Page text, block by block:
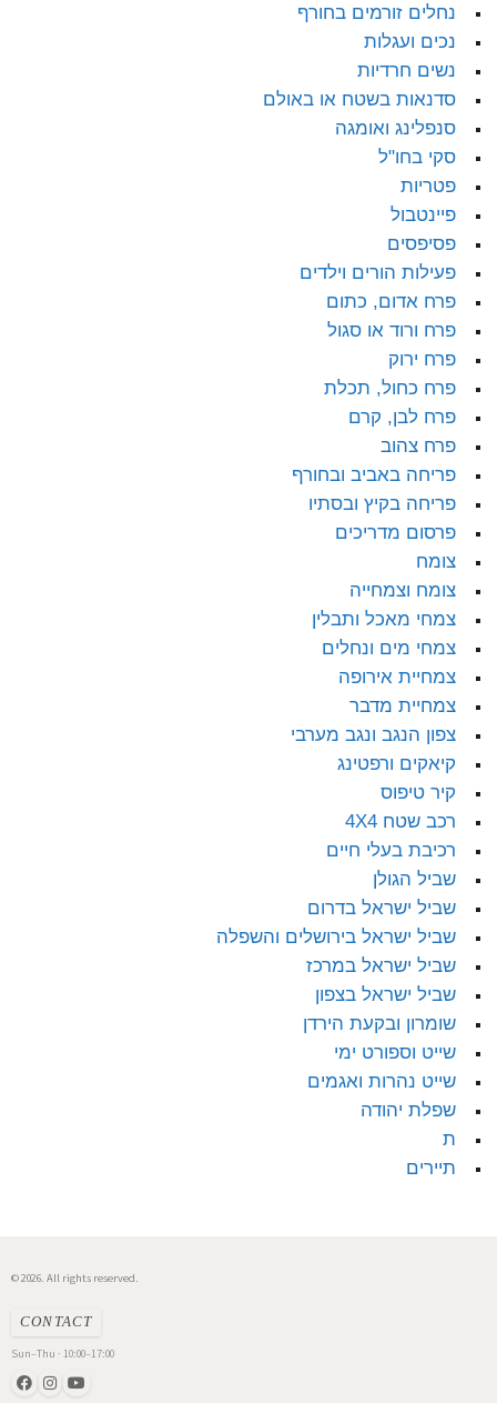
נחלים זורמים בחורף
נכים ועגלות
נשים חרדיות
סדנאות בשטח או באולם
סנפלינג ואומגה
סקי בחו"ל
פטריות
פיינטבול
פסיפסים
פעילות הורים וילדים
פרח אדום, כתום
פרח ורוד או סגול
פרח ירוק
פרח כחול, תכלת
פרח לבן, קרם
פרח צהוב
פריחה באביב ובחורף
פריחה בקיץ ובסתיו
פרסום מדריכים
צומח
צומח וצמחייה
צמחי מאכל ותבלין
צמחי מים ונחלים
צמחיית אירופה
צמחיית מדבר
צפון הנגב ונגב מערבי
קיאקים ורפטינג
קיר טיפוס
רכב שטח 4X4
רכיבת בעלי חיים
שביל הגולן
שביל ישראל בדרום
שביל ישראל בירושלים והשפלה
שביל ישראל במרכז
שביל ישראל בצפון
שומרון ובקעת הירדן
שייט וספורט ימי
שייט נהרות ואגמים
שפלת יהודה
ת
תיירים
© 2026. All rights reserved.
CONTACT
Sun–Thu · 10:00–17:00